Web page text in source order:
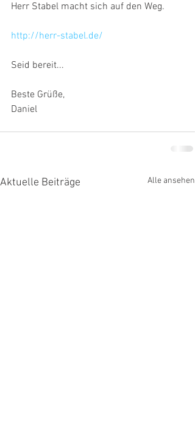
Herr Stabel macht sich auf den Weg.
http://herr-stabel.de/
Seid bereit...
Beste Grüße,
Daniel
Aktuelle Beiträge Alle ansehen